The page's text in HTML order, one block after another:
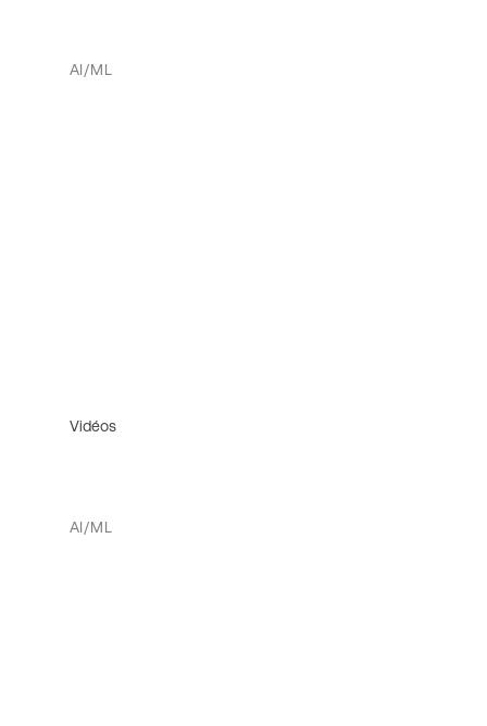
AI/ML
Vidéos
AI/ML